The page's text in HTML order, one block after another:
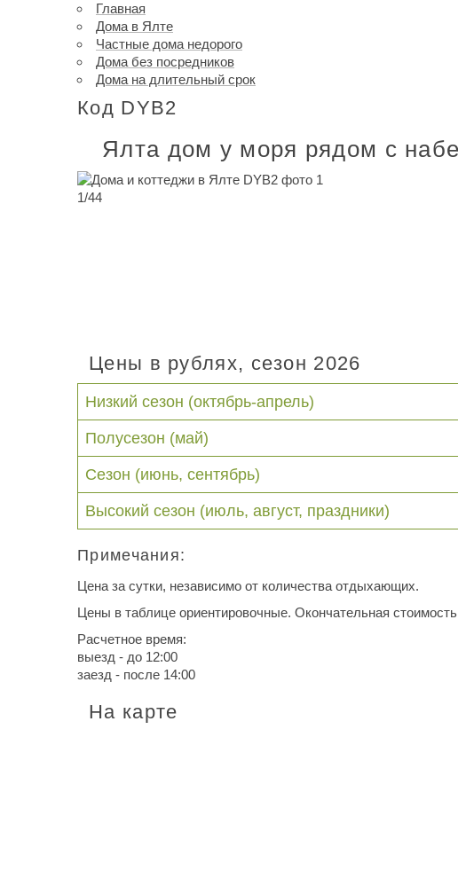
Главная
Дома в Ялте
Частные дома недорого
Дома без посредников
Дома на длительный срок
Код DYB2
Ялта дом у моря рядом с
1/44
Цены в рублях, сезон 2026
Низкий сезон (октябрь-апрель)
Полусезон (май)
Сезон (июнь, сентябрь)
Высокий сезон (июль, август, праздники)
Примечания:
Цена за сутки, независимо от количества отдыхающих.
Цены в таблице ориентировочные. Окончательная
Расчетное время:
выезд - до 12:00
заезд - после 14:00
На карте